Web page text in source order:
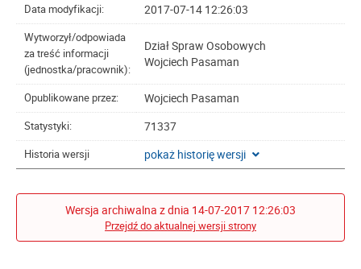
Data modyfikacji: 2017-07-14 12:26:03
Wytworzył/odpowiada
za treść informacji
(jednostka/pracownik):
Dział Spraw Osobowych
Wojciech Pasaman
Opublikowane przez: Wojciech Pasaman
Statystyki: 71337
Historia wersji pokaż historię wersji
Wersja archiwalna z dnia 14-07-2017 12:26:03
Przejdź do aktualnej wersji strony